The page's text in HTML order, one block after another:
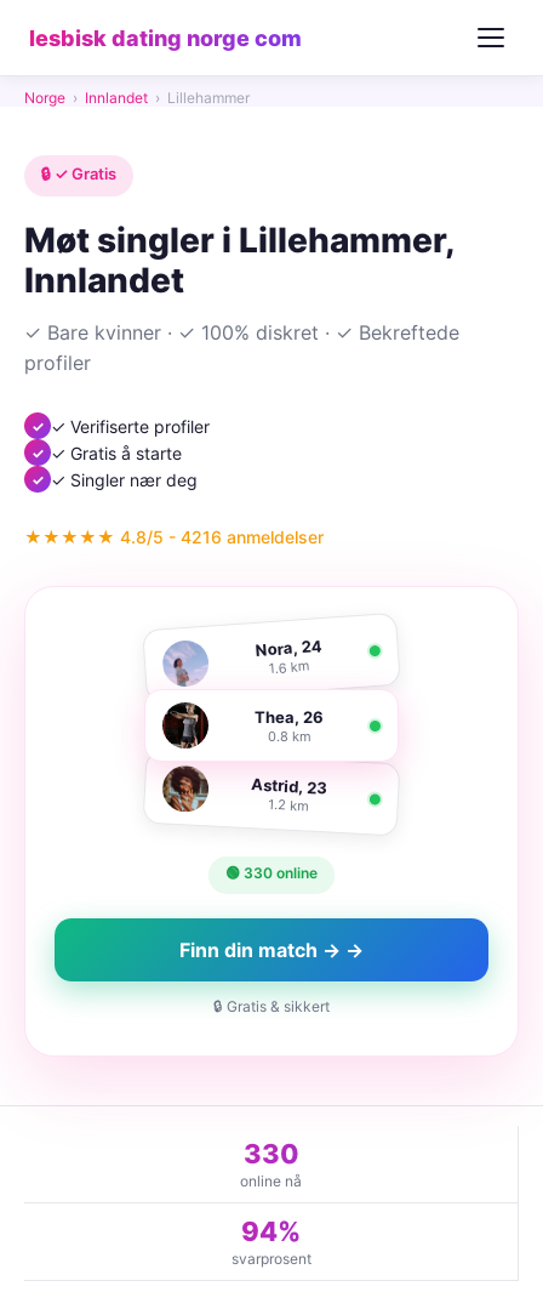
lesbisk dating norge com
Norge › Innlandet › Lillehammer
🔒 ✓ Gratis
Møt singler i Lillehammer,
Innlandet
✓ Bare kvinner · ✓ 100% diskret · ✓ Bekreftede
profiler
✓ Verifiserte profiler
✓ Gratis å starte
✓ Singler nær deg
★★★★★ 4.8/5 - 4216 anmeldelser
Nora, 24
1.6 km
Thea, 26
0.8 km
Astrid, 23
1.2 km
🟢 330 online
Finn din match → →
🔒 Gratis & sikkert
330
online nå
94%
svarprosent